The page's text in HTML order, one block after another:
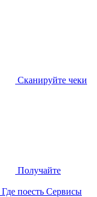
Сканируйте чеки
Получайте
Где поесть Сервисы